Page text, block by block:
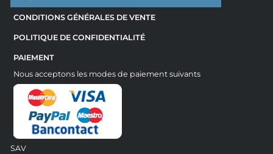
CONDITIONS GÉNÉRALES DE VENTE
POLITIQUE DE CONFIDENTIALITÉ
PAIEMENT
Nous acceptons les modes de paiement suivants
SAV